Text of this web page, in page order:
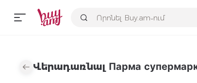
Վերադառնալ Парма